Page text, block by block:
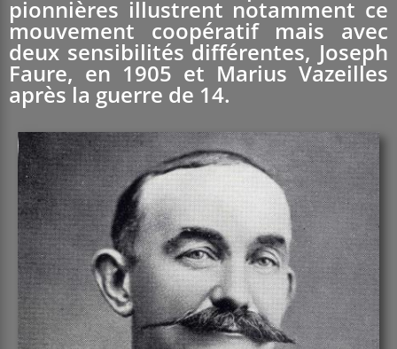
pionnières illustrent notamment ce
mouvement coopératif mais avec
deux sensibilités différentes, Joseph
Faure, en 1905 et Marius Vazeilles
après la guerre de 14.